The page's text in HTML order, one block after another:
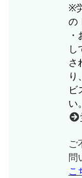
※
の
し
さ
り
ビ
い。
ご
問
こ